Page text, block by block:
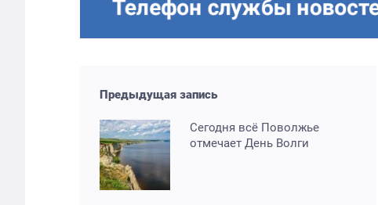
Предыдущая запись
Сегодня всё Поволжье
отмечает День Волги